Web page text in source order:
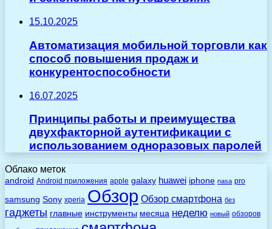
15.10.2025
Автоматизация мобильной торговли как
способ повышения продаж и
конкурентоспособности
16.07.2025
Принципы работы и преимущества
двухфакторной аутентификации с
использованием одноразовых паролей
Облако меток
android Android приложения apple galaxy huawei iphone nasa pro
samsung Sony xperia Обзор Обзор смартфона без
гаджеты главные инструменты месяца неделю новый обзоров